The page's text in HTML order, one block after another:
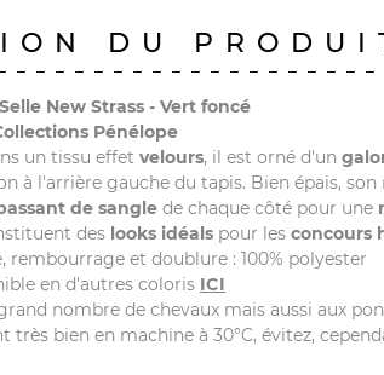
DU
New Strass - Vert foncé
Pénélope
un tissu effet velours, il est orné d'un
à l'arrière gauche du tapis. Bien épais,
de sanglede chaque côté pour une
des looks idéals pour les concours
rembourrage et doublure : 100% polyester
en d'autres coloris ICI
nombre de chevaux mais aussi aux
bien en machine à 30°C, évitez,